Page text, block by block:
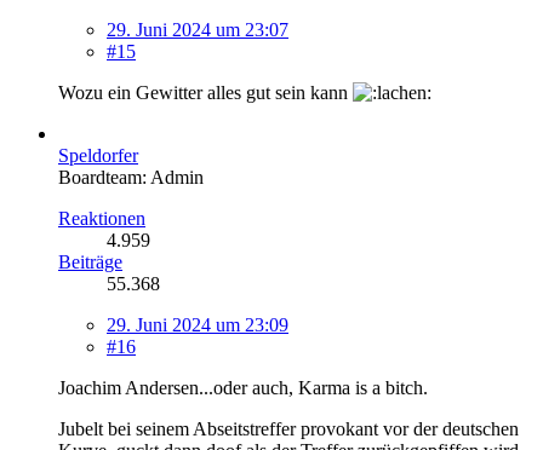
29. Juni 2024 um 23:07
#15
Wozu ein Gewitter alles gut sein kann
Speldorfer
Boardteam: Admin
Reaktionen
4.959
Beiträge
55.368
29. Juni 2024 um 23:09
#16
Joachim Andersen...oder auch, Karma is a bitch.
Jubelt bei seinem Abseitstreffer provokant vor der deutschen